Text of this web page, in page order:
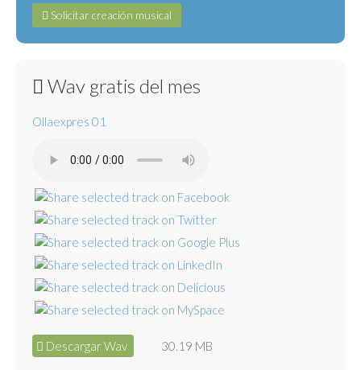
Solicitar creación musical
Wav gratis del mes
Ollaexpres 01
Descargar Wav 30.19 MB